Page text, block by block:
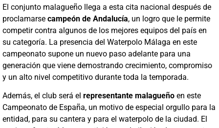
El conjunto malagueño llega a esta cita nacional después de
proclamarse campeón de Andalucía, un logro que le permite
competir contra algunos de los mejores equipos del país en
su categoría. La presencia del Waterpolo Málaga en este
campeonato supone un nuevo paso adelante para una
generación que viene demostrando crecimiento, compromiso
y un alto nivel competitivo durante toda la temporada.
Además, el club será el representante malagueño en este
Campeonato de España, un motivo de especial orgullo para la
entidad, para su cantera y para el waterpolo de la ciudad. El